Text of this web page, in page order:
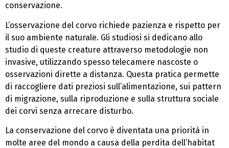
conservazione.
L’osservazione del corvo richiede pazienza e rispetto per
il suo ambiente naturale. Gli studiosi si dedicano allo
studio di queste creature attraverso metodologie non
invasive, utilizzando spesso telecamere nascoste o
osservazioni dirette a distanza. Questa pratica permette
di raccogliere dati preziosi sull’alimentazione, sui pattern
di migrazione, sulla riproduzione e sulla struttura sociale
dei corvi senza arrecare disturbo.
La conservazione del corvo è diventata una priorità in
molte aree del mondo a causa della perdita dell’habitat